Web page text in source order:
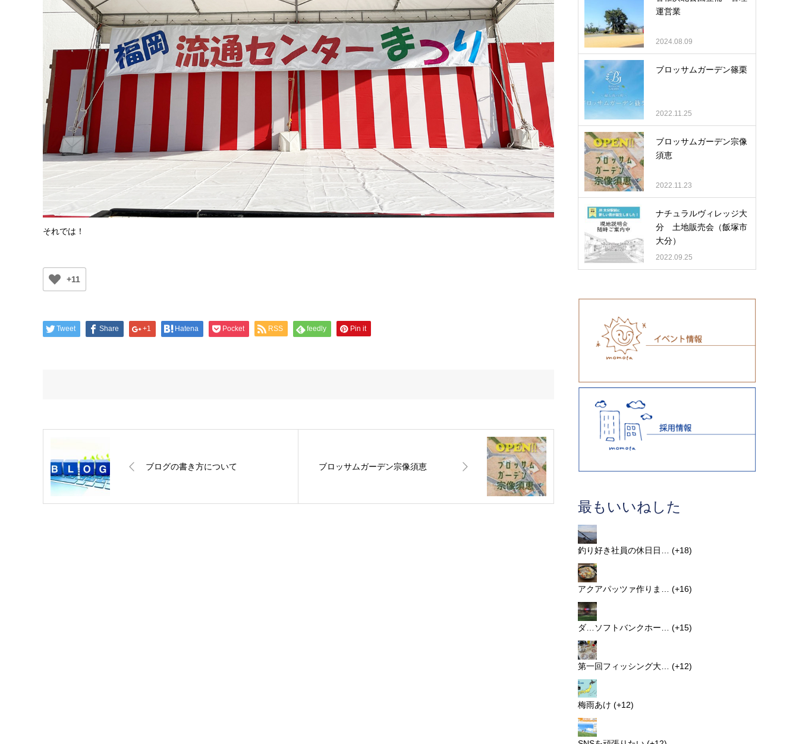
それでは！
+11
Tweet Share +1 Hatena Pocket RSS feedly Pin it
ブログの書き方について ブロッサムガーデン宗像須恵
運営業
2024.08.09
ブロッサムガーデン篠栗
2022.11.25
ブロッサムガーデン宗像
須恵
2022.11.23
ナチュラルヴィレッジ大
分 土地販売会（飯塚市
大分）
2022.09.25
最もいいねした
釣り好き社員の休日日… +18
アクアパッツァ作りま… +16
ダ…ソフトバンクホー… +15
第一回フィッシング大… +12
梅雨あけ +12